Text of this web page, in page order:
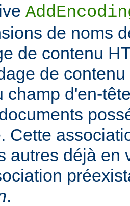
de noms
de contenu
de
champ d'en-
Cette
autres déjà en
.